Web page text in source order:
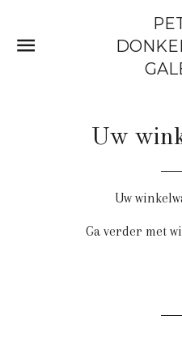
SITE NAVIGATIE
Uw
Uw
Ga verder met